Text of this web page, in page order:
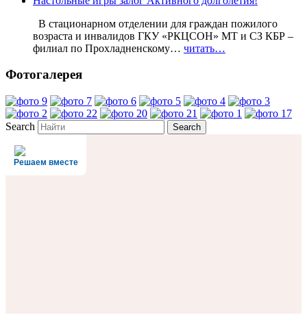
В стационарном отделении для граждан пожилого
возраста и инвалидов ГКУ «РКЦСОН» МТ и СЗ КБР –
филиал по Прохладненскому… читать…
Фотогалерея
Search
Решаем вместе